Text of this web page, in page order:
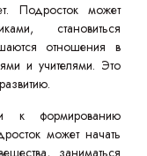
Подросток может
становиться
отношения в
и учителями. Это
к формированию
может начать